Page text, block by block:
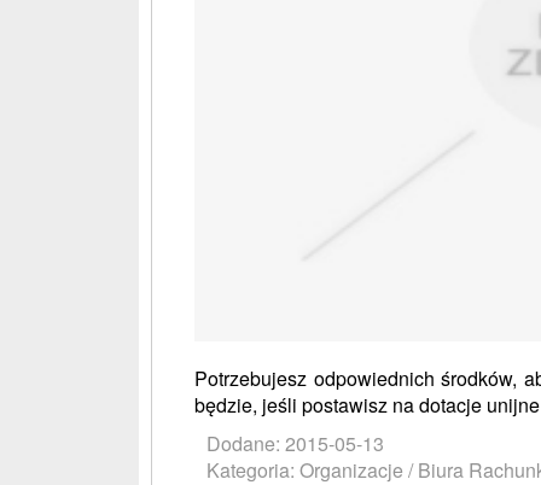
Potrzebujesz odpowiednich środków,
będzie, jeśli postawisz na dotacje
Dodane: 2015-05-13
Kategoria: Organizacje / Biura